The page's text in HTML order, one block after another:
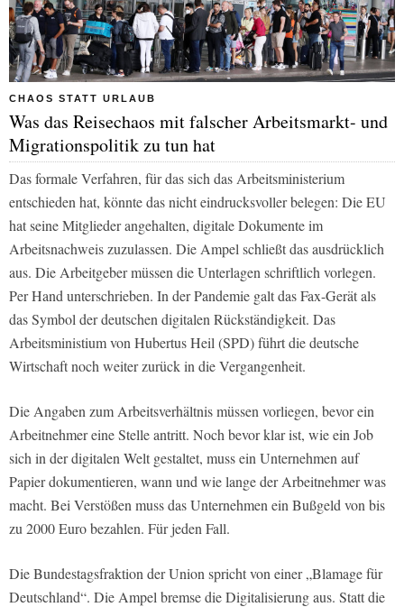
CHAOS STATT URLAUB
Was das Reisechaos mit falscher Arbeitsmarkt- und
Migrationspolitik zu tun hat
Das formale Verfahren, für das sich das Arbeitsministerium
entschieden hat, könnte das nicht eindrucksvoller belegen: Die EU
hat seine Mitglieder angehalten, digitale Dokumente im
Arbeitsnachweis zuzulassen. Die Ampel schließt das ausdrücklich
aus. Die Arbeitgeber müssen die Unterlagen schriftlich vorlegen.
Per Hand unterschrieben. In der Pandemie galt das Fax-Gerät als
das Symbol der deutschen digitalen Rückständigkeit. Das
Arbeitsministium von Hubertus Heil (SPD) führt die deutsche
Wirtschaft noch weiter zurück in die Vergangenheit.
Die Angaben zum Arbeitsverhältnis müssen vorliegen, bevor ein
Arbeitnehmer eine Stelle antritt. Noch bevor klar ist, wie ein Job
sich in der digitalen Welt gestaltet, muss ein Unternehmen auf
Papier dokumentieren, wann und wie lange der Arbeitnehmer was
macht. Bei Verstößen muss das Unternehmen ein Bußgeld von bis
zu 2000 Euro bezahlen. Für jeden Fall.
Die Bundestagsfraktion der Union spricht von einer „Blamage für
Deutschland“. Die Ampel bremse die Digitalisierung aus. Statt die